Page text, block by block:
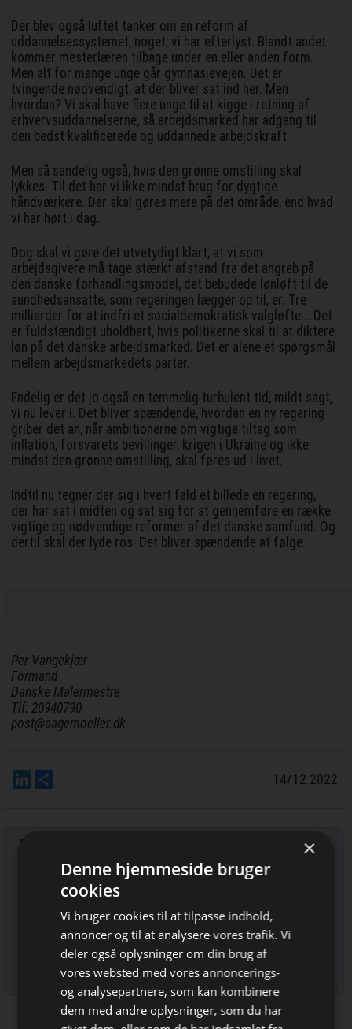
Bliv opdateret hver dag
Der blev også luftet tanker om en reform af
uddannelsessystemet, noget, vi har efterlyst. Blandt andet
kommer mesterlæren tilbage under en eller anden form.
Men alt for mange unge går gymnasievejen. Det er
tvingende nødvendigt, at der bliver sat ind her. Men
hvordan? Vi skal have flere unge til at kigge i retning af
erhvervsuddannelserne, så arbejdsmarked har adgang til
den bedst kvalificerede og uddannede arbejdskraft.
Men så sandelig også, hvis den grønne omstilling skal
lykkes. Til det har vi ikke mindst brug for dygtige
håndværkere. Der skal gøres mere på det område, end hvad
vi har hørt i dag.
Dog skal vi gøre det utvetydigt klart, at vi som
arbejdsgivere må tage stærkt afstand fra det angreb på
den danske forhandlingsmodel, det bebudede lønløft til de
sundhedsansatte, som regeringen lægger op til, er. Tre
milliarder for at indfri et socialdemokratisk valgløfte... Det
er fuldstændigt uholdbart, hvis politikerne skal til at diktere
løn på det danske arbejdsmarked. Det er alene et spørgsmål
mellem arbejdsmarkedets parter.
Endelig er det jo også en temmelig turbulent tid, mildt sagt,
vi nu lever i. Det bliver spændende, hvordan en ny regering
griber det an, når ambitionerne om vigtige tiltag som
inflation, forsvarets bevillinger, krigen i Ukraine og ikke
mindst den grønne omstilling, skal føres ud i livet.
Indtil nu tegner der sig i hvert fald et billede en regering,
der har sat i midten og sat sig for at gennemføre en række
vigtige og nødvendige reformer af det danske samfund. Og
dertil skal der lyde ros. Det bliver spændende at følge.
Per Vangekjær
Formand
Danske Malermestre
Tlf: 20940790
post@aagemoeller.dk
LinkedIn 14/12 2022
Tilmeld nyhedsbrev
Indtast din e-mail-adresse herunder.
Læs mere om udsendelsestidspunkter og afmelding her
×
Denne hjemmeside bruger
cookies
Vi bruger cookies til at tilpasse indhold,
annoncer og til at analysere vores trafik. Vi
deler også oplysninger om din brug af
vores websted med vores annoncerings-
og analysepartnere, som kan kombinere
dem med andre oplysninger, som du har